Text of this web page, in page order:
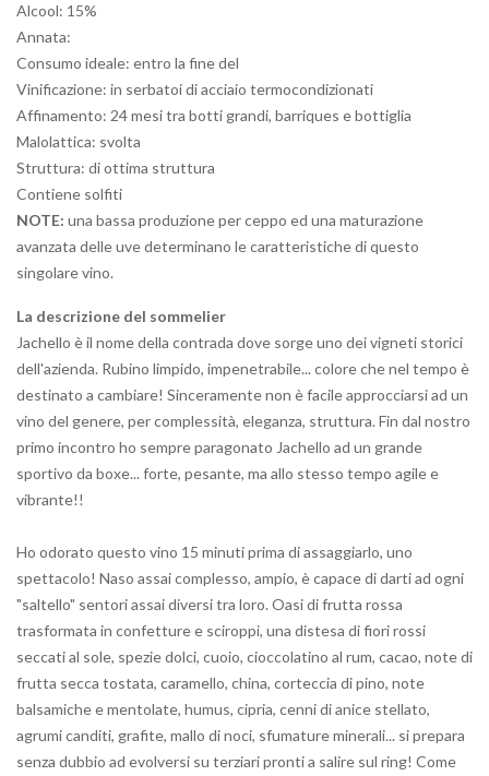
Alcool: 15%
Annata:
Consumo ideale: entro la fine del
Vinificazione: in serbatoi di acciaio termocondizionati
Affinamento: 24 mesi tra botti grandi, barriques e bottiglia
Malolattica: svolta
Struttura: di ottima struttura
Contiene solfiti
NOTE: una bassa produzione per ceppo ed una maturazione
avanzata delle uve determinano le caratteristiche di questo
singolare vino.
La descrizione del sommelier
Jachello è il nome della contrada dove sorge uno dei vigneti storici
dell'azienda. Rubino limpido, impenetrabile... colore che nel tempo è
destinato a cambiare! Sinceramente non è facile approcciarsi ad un
vino del genere, per complessità, eleganza, struttura. Fin dal nostro
primo incontro ho sempre paragonato Jachello ad un grande
sportivo da boxe... forte, pesante, ma allo stesso tempo agile e
vibrante!!
Ho odorato questo vino 15 minuti prima di assaggiarlo, uno
spettacolo! Naso assai complesso, ampio, è capace di darti ad ogni
"saltello" sentori assai diversi tra loro. Oasi di frutta rossa
trasformata in confetture e sciroppi, una distesa di fiori rossi
seccati al sole, spezie dolci, cuoio, cioccolatino al rum, cacao, note di
frutta secca tostata, caramello, china, corteccia di pino, note
balsamiche e mentolate, humus, cipria, cenni di anice stellato,
agrumi canditi, grafite, mallo di noci, sfumature minerali... si prepara
senza dubbio ad evolversi su terziari pronti a salire sul ring! Come